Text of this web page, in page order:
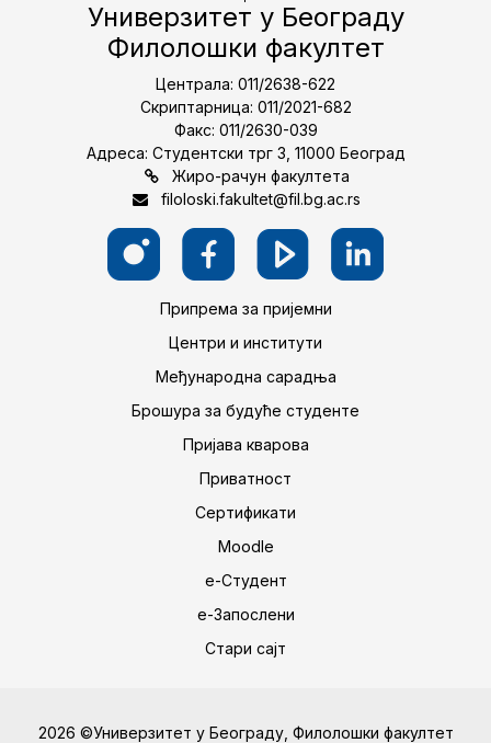
Универзитет у Београду
Филолошки факултет
Централа: 011/2638-622
Скриптарница: 011/2021-682
Факс: 011/2630-039
Адреса: Студентски трг 3, 11000 Београд
Жиро-рачун факултета
filoloski.fakultet@fil.bg.ac.rs
Припрема за пријемни
Центри и институти
Међународна сарадња
Брошура за будуће студенте
Пријава кварова
Приватност
Сертификати
Moodle
е-Студент
е-Запослени
Стари сајт
2026 ©Универзитет у Београду, Филолошки факултет